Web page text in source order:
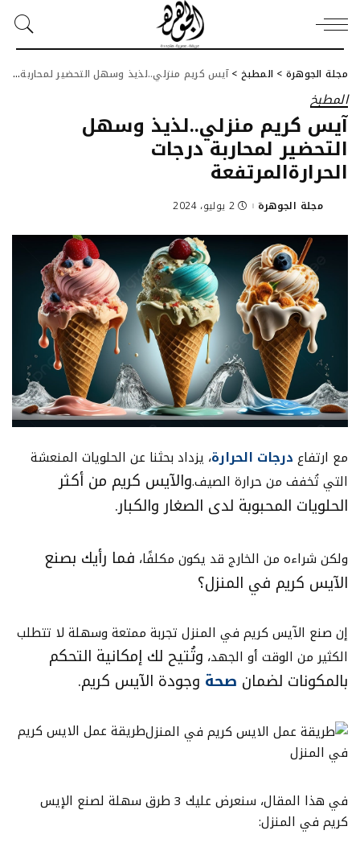
مجلة الجوهرة > المطبخ >آيس كريم منزلي..لذيذ وسهل التحضير لمحاربة درجات الحرارةالمرتفعة
المطبخ
آيس كريم منزلي..لذيذ وسهل
التحضير لمحاربة درجات
الحرارةالمرتفعة
Posted
مجلة الجوهرة 2 يوليو، 2024
مع ارتفاع درجات الحرارة، يزداد بحثنا عن الحلويات المنعشة
التي تُخفف من حرارة الصيف.والآيس كريم من أكثر
الحلويات المحبوبة لدى الصغار والكبار.
ولكن شراءه من الخارج قد يكون مكلفًا، فما رأيك بصنع
الآيس كريم في المنزل؟
إن صنع الآيس كريم في المنزل تجربة ممتعة وسهلة لا تتطلب
الكثير من الوقت أو الجهد، وتُتيح لك إمكانية التحكم
بالمكونات لضمان صحة وجودة الآيس كريم.
طريقة عمل الايس كريم
في المنزل
في هذا المقال، سنعرض عليك 3 طرق سهلة لصنع الإيس
كريم في المنزل: